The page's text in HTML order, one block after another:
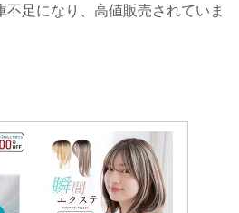
不足になり、高値販売されていま